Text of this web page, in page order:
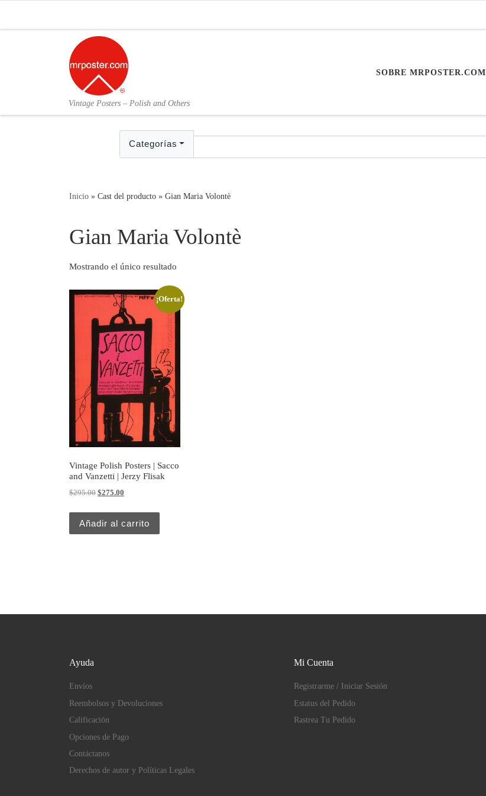
Vintage Posters – Polish and Others
SOBRE MRPOSTER.COM
Categorías
Inicio » Cast del producto » Gian Maria Volontè
Gian Maria Volontè
Mostrando el único resultado
¡Oferta!
Vintage Polish Posters | Sacco
and Vanzetti | Jerzy Flisak
$295.00 Original price was: $295.00.
$275.00
Añadir al carrito
Ayuda
Envíos
Reembolsos y Devoluciones
Calificación
Opciones de Pago
Contáctanos
Derechos de autor y Políticas Legales
Mi Cuenta
Registrarme / Iniciar Sesión
Estatus del Pedido
Rastrea Tu Pedido